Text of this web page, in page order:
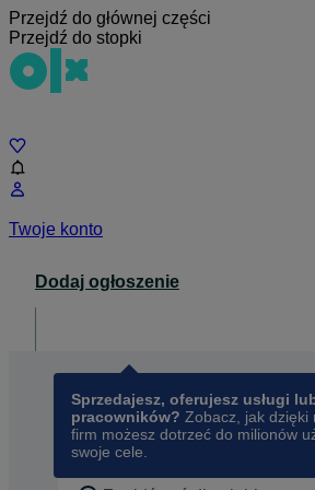
Przejdź do głównej części
Przejdź do stopki
Twoje konto
Dodaj ogłoszenie
Sprzedajesz, oferujesz usługi
pracowników? Zobacz, jak dzięki
firm możesz dotrzeć do milionów
swoje cele.